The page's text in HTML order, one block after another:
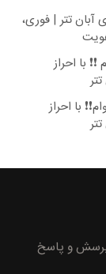
آبان تتر | فوری،
❗❗ با احراز
وام❗❗ با احراز
و پاسخ